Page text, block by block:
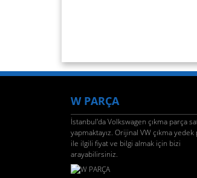
W PARÇA
İstanbul'da Volkswagen çıkma parça
yapmaktayız. Orijinal VW çıkma yedek
ile ilgili fiyat ve bilgi almak için bizi
arayabilirsiniz.